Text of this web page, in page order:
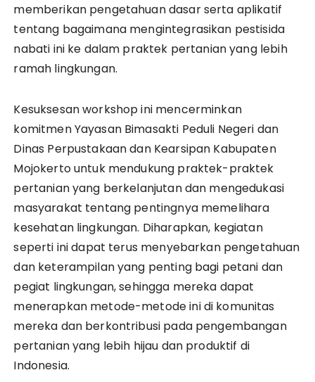
memberikan pengetahuan dasar serta aplikatif
tentang bagaimana mengintegrasikan pestisida
nabati ini ke dalam praktek pertanian yang lebih
ramah lingkungan.
Kesuksesan workshop ini mencerminkan
komitmen Yayasan Bimasakti Peduli Negeri dan
Dinas Perpustakaan dan Kearsipan Kabupaten
Mojokerto untuk mendukung praktek-praktek
pertanian yang berkelanjutan dan mengedukasi
masyarakat tentang pentingnya memelihara
kesehatan lingkungan. Diharapkan, kegiatan
seperti ini dapat terus menyebarkan pengetahuan
dan keterampilan yang penting bagi petani dan
pegiat lingkungan, sehingga mereka dapat
menerapkan metode-metode ini di komunitas
mereka dan berkontribusi pada pengembangan
pertanian yang lebih hijau dan produktif di
Indonesia.